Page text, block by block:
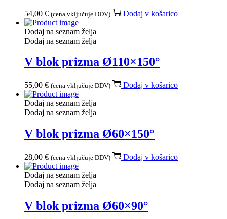
54,00 € (cena vključuje DDV) Dodaj v košarico
Dodaj na seznam želja
Dodaj na seznam želja
V blok prizma Ø110×150°
55,00 € (cena vključuje DDV) Dodaj v košarico
Dodaj na seznam želja
Dodaj na seznam želja
V blok prizma Ø60×150°
28,00 € (cena vključuje DDV) Dodaj v košarico
Dodaj na seznam želja
Dodaj na seznam želja
V blok prizma Ø60×90°